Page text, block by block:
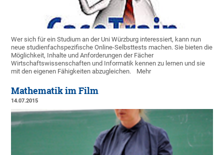
Wer sich für ein Studium an der Uni Würzburg interessiert, kann nun
neue studienfachspezifische Online-Selbsttests machen. Sie bieten die
Möglichkeit, Inhalte und Anforderungen der Fächer
Wirtschaftswissenschaften und Informatik kennen zu lernen und sie
mit den eigenen Fähigkeiten abzugleichen.
Mehr
Mathematik im Film
14.07.2015